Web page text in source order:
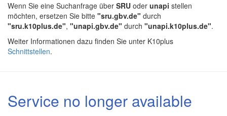
Wenn Sie eine Suchanfrage über SRU oder unapi stellen
möchten, ersetzen Sie bitte "sru.gbv.de" durch
"sru.k10plus.de", "unapi.gbv.de" durch "unapi.k10plus.de".
Weiter Informationen dazu finden Sie unter K10plus
Schnittstellen.
Service no longer available